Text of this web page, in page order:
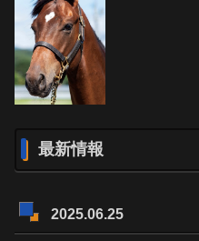
最新情報
2025.06.25